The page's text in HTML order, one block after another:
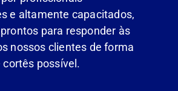
e altamente capacitados,
para responder às
nossos clientes de forma
possível.